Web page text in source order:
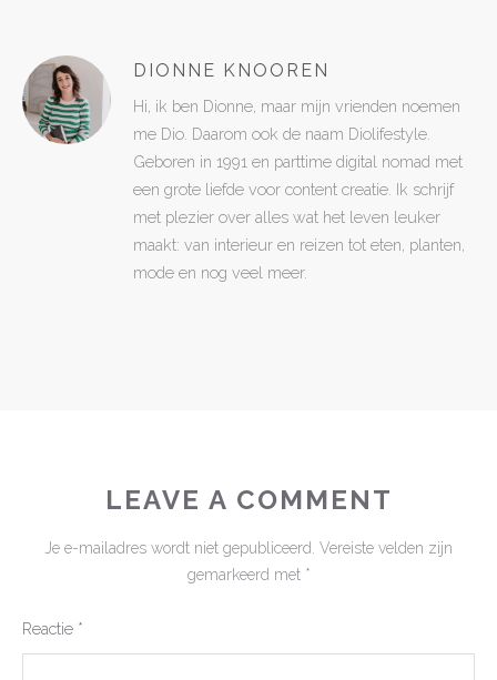
DIONNE KNOOREN
Hi, ik ben Dionne, maar mijn vrienden noemen
me Dio. Daarom ook de naam Diolifestyle.
Geboren in 1991 en parttime digital nomad met
een grote liefde voor content creatie. Ik schrijf
met plezier over alles wat het leven leuker
maakt: van interieur en reizen tot eten, planten,
mode en nog veel meer.
LEAVE A COMMENT
Je e-mailadres wordt niet gepubliceerd. Vereiste velden zijn
gemarkeerd met *
Reactie *